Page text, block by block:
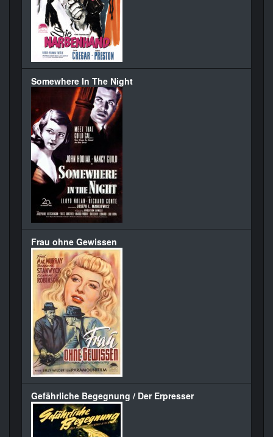
Somewhere In The Night
Frau ohne Gewissen
Gefährliche Begegnung / Der Erpresser